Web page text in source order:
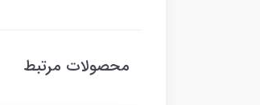
محصولات مرتبط